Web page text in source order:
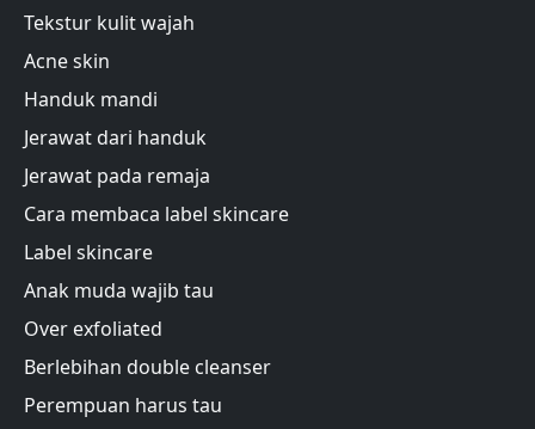
Tekstur kulit wajah
Acne skin
Handuk mandi
Jerawat dari handuk
Jerawat pada remaja
Cara membaca label skincare
Label skincare
Anak muda wajib tau
Over exfoliated
Berlebihan double cleanser
Perempuan harus tau